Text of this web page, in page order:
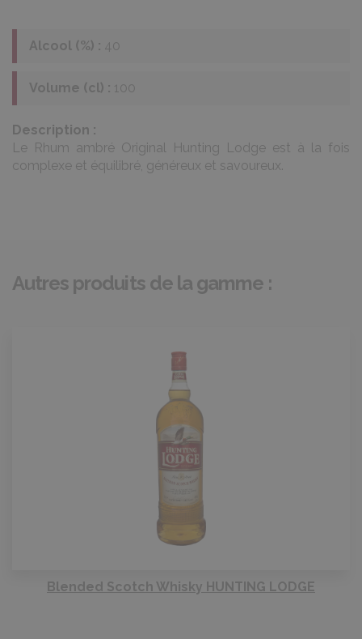
Alcool (%) : 40
Volume (cl) : 100
Description :
Le Rhum ambré Original Hunting Lodge est à la fois
complexe et équilibré, généreux et savoureux.
Autres produits de la gamme :
Blended Scotch Whisky HUNTING LODGE